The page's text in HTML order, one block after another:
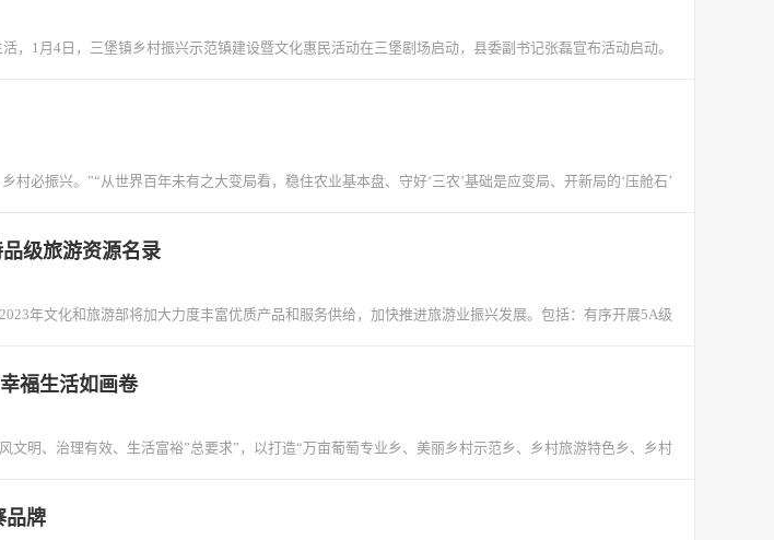
，1月4日，三堡镇乡村振兴示范镇建设暨文化惠民活动在三堡剧场启动，县委副书记张磊宣布活动启动。
村必振兴。”“从世界百年未有之大变局看，稳住农业基本盘、守好‘三农’基础是应变局、开新局的‘压舱石’
级旅游资源名录
年文化和旅游部将加大力度丰富优质产品和服务供给，加快推进旅游业振兴发展。包括：有序开展5A级
福生活如画卷
文明、治理有效、生活富裕”总要求”，以打造“万亩葡萄专业乡、美丽乡村示范乡、乡村旅游特色乡、乡村
品牌